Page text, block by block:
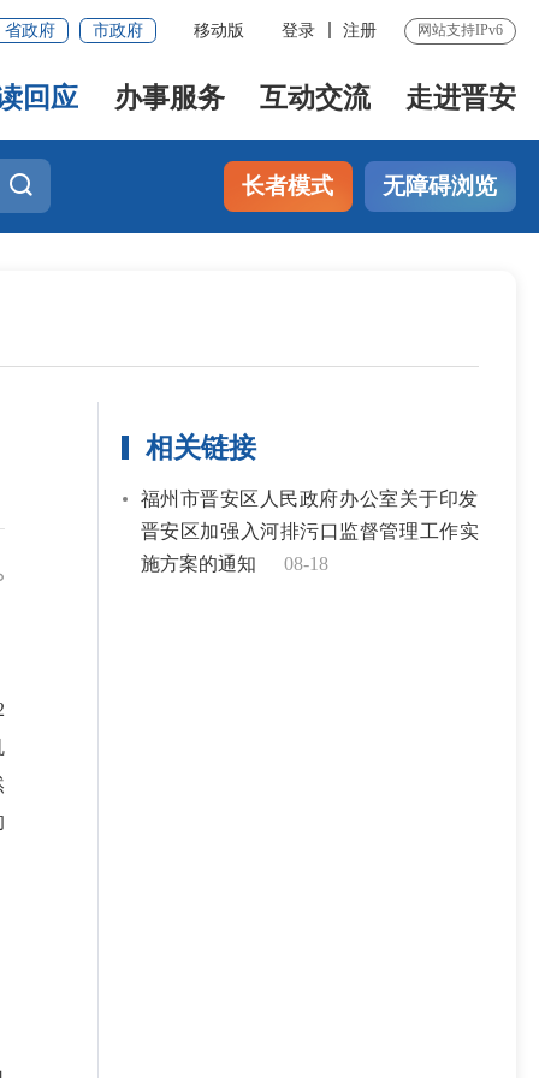
省政府 市政府 移动版 登录 注册 网站支持IPv6
回应 办事服务 互动交流 走进晋安
长者模式 无障碍浏览
相关链接
福州市晋安区人民政府办公室关于印发
晋安区加强入河排污口监督管理工作实
施方案的通知
08-18